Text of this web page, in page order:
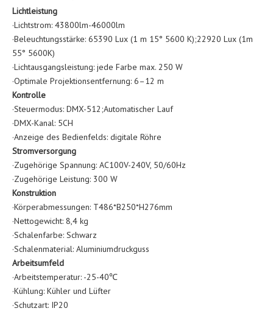
Lichtleistung
·Lichtstrom: 43800lm-46000lm
·Beleuchtungsstärke: 65390 Lux (1 m 15° 5600 K);22920 Lux (1m
55° 5600K)
·Lichtausgangsleistung: jede Farbe max. 250 W
·Optimale Projektionsentfernung: 6–12 m
Kontrolle
·Steuermodus: DMX-512;Automatischer Lauf
·DMX-Kanal: 5CH
·Anzeige des Bedienfelds: digitale Röhre
Stromversorgung
·Zugehörige Spannung: AC100V-240V, 50/60Hz
·Zugehörige Leistung: 300 W
Konstruktion
·Körperabmessungen: T486*B250*H276mm
·Nettogewicht: 8,4 kg
·Schalenfarbe: Schwarz
·Schalenmaterial: Aluminiumdruckguss
Arbeitsumfeld
·Arbeitstemperatur: -25-40℃
·Kühlung: Kühler und Lüfter
·Schutzart: IP20